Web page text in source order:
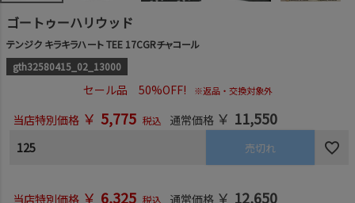
ゴートゥーハリウッド
テンジク キラキラハート TEE 17CGRチャコール
gth32580415_02_13000
セール品 50%OFF! ※返品・交換対象外
当店特別価格 ￥ 5,775 税込 通常価格 ￥ 11,550
125 売切れ
当店特別価格 ￥ 6,325 税込 通常価格 ￥ 12,650